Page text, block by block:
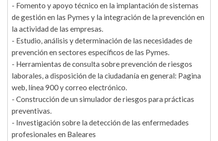
- Fomento y apoyo técnico en la implantación de sistemas
de gestión en las Pymes y la integración de la prevención en
la actividad de las empresas.
- Estudio, análisis y determinación de las necesidades de
prevención en sectores específicos de las Pymes.
- Herramientas de consulta sobre prevención de riesgos
laborales, a disposición de la ciudadanía en general: Pagina
web, línea 900 y correo electrónico.
- Construcción de un simulador de riesgos para prácticas
preventivas.
- Investigación sobre la detección de las enfermedades
profesionales en Baleares